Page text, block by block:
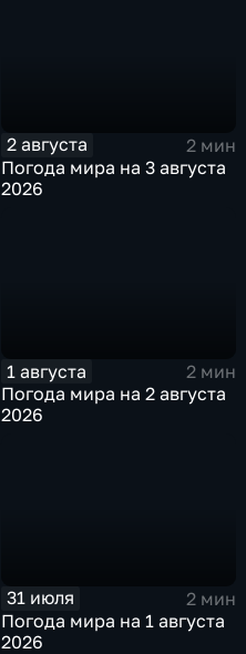
2 августа
2 мин
Погода мира на 3 августа
2026
1 августа
2 мин
Погода мира на 2 августа
2026
31 июля
2 мин
Погода мира на 1 августа
2026